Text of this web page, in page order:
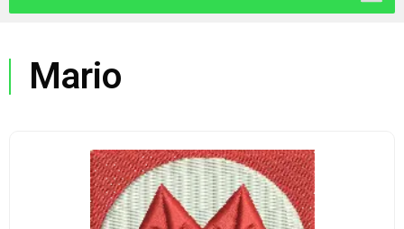
Mario